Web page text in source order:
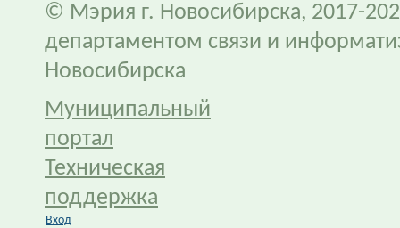
© Мэрия г. Новосибирска, 2017-
департаментом связи и
Новосибирска
Муниципальный
портал
Техническая
поддержка
Вход